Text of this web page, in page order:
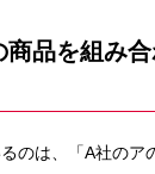
品を組み
のは、「A社のア